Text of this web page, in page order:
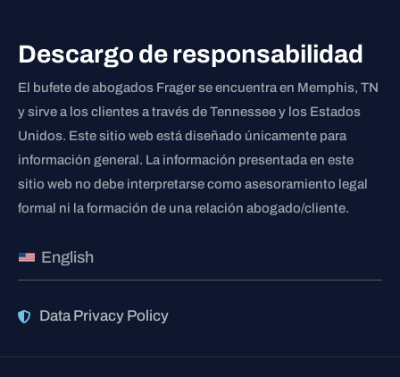
Descargo de responsabilidad
El bufete de abogados Frager se encuentra en Memphis, TN
y sirve a los clientes a través de Tennessee y los Estados
Unidos. Este sitio web está diseñado únicamente para
información general. La información presentada en este
sitio web no debe interpretarse como asesoramiento legal
formal ni la formación de una relación abogado/cliente.
English
Data Privacy Policy